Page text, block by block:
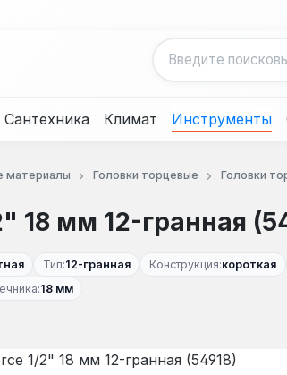
Сантехника Климат Инструменты
материалы Головки торцевые Головки
18 мм 12-гранная
Тип:12-гранная Конструкция:короткая
18 мм